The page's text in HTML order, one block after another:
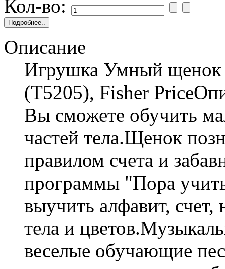
Кол-во:
Описание
Игрушка Умный щенок
(Т5205), Fisher
Вы сможете обучить
частей тела.Щенок
правилом счета и
программы "Пора
выучить алфавит, счет,
тела и
веселые обучающие